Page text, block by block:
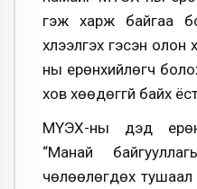
гэж харж байгаа
хүлээлгэх гэсэн
ны ерөнхийлөгч
хов хөөдөггүй байх
МҮЭХ-ны дэд
“Манай
чөлөөлөгдөх тушаал